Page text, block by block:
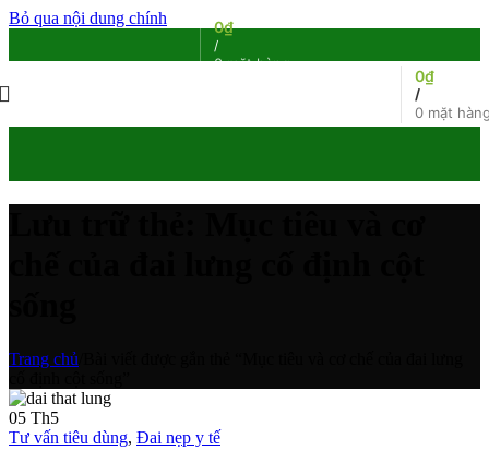
Bỏ qua nội dung chính
0mặt hàng
/
0₫
0 mặt
/
0₫
Trang chủ
05 Th5
Tư vấn tiêu dùng, Đai nẹp y tế